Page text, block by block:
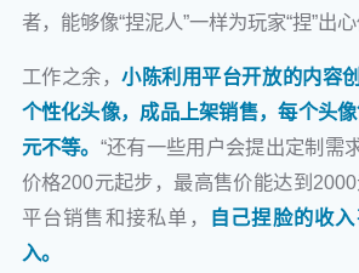
者，能够像“捏泥人”一样为玩家“捏”出
工作之余，小陈利用平台开放的内容
个性化头像，成品上架销售，每个头
元不等。 “还有一些用户会提出定制需
价格200元起步，最高售价能达到
平台销售和接私单，
自己捏脸的收
入。